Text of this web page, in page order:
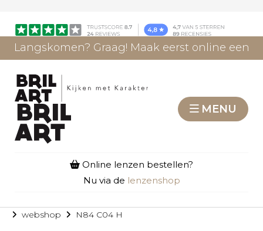
Langskomen? Graag! Maak eerst online een
MENU
Online lenzen bestellen?
Nu via de lenzenshop
webshop N84 C04 H